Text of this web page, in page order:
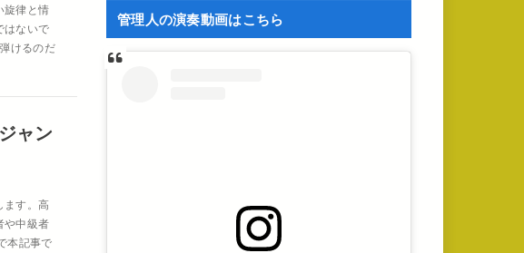
旋律と情
はないで
けるのだ
ャン
ます。高
や中級者
本記事で
管理人の演奏動画はこちら